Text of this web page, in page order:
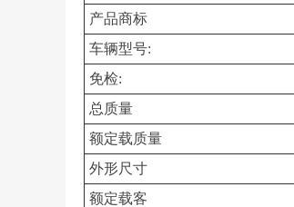
产品商标
车辆型号:
免检:
总质量
额定载质量
外形尺寸
额定载客